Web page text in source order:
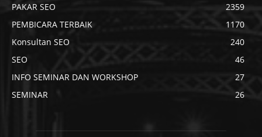
PAKAR SEO
2359
PEMBICARA TERBAIK
1170
Konsultan SEO
240
SEO
46
INFO SEMINAR DAN WORKSHOP
27
SEMINAR
26